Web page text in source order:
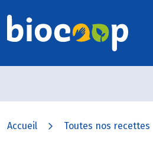
Accueil Toutes nos recettes